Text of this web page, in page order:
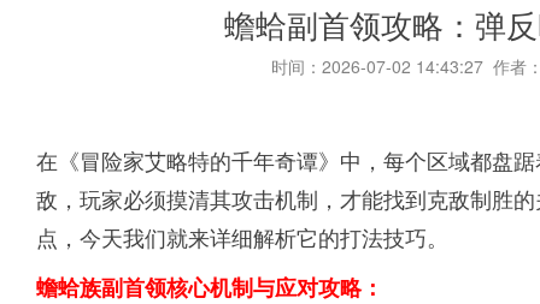
蟾蛤副首领攻略：弹
时间：2026-07-02 14:43:27 作者
在《冒险家艾略特的千年奇谭》中，每个区域都盘
敌，玩家必须摸清其攻击机制，才能找到克敌制胜
点，今天我们就来详细解析它的打法技巧。
蟾蛤族副首领核心机制与应对攻略：